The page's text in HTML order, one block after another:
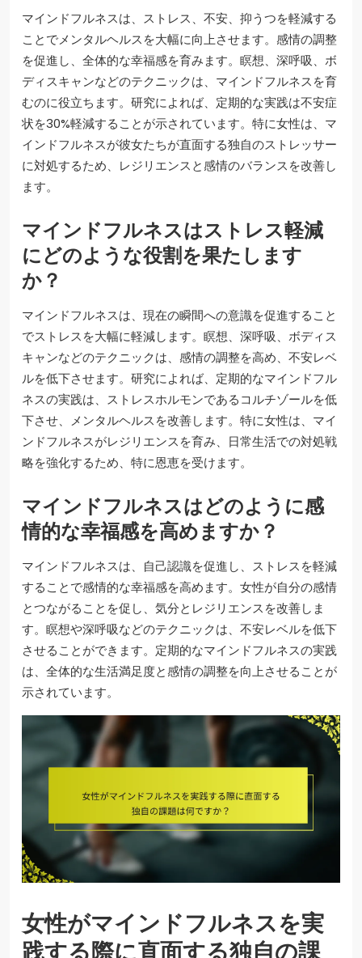
マインドフルネスは、ストレス、不安、抑うつを軽減する
ことでメンタルヘルスを大幅に向上させます。感情の調整
を促進し、全体的な幸福感を育みます。瞑想、深呼吸、ボ
ディスキャンなどのテクニックは、マインドフルネスを育
むのに役立ちます。研究によれば、定期的な実践は不安症
状を30%軽減することが示されています。特に女性は、マ
インドフルネスが彼女たちが直面する独自のストレッサー
に対処するため、レジリエンスと感情のバランスを改善し
ます。
マインドフルネスはストレス軽減
にどのような役割を果たします
か？
マインドフルネスは、現在の瞬間への意識を促進すること
でストレスを大幅に軽減します。瞑想、深呼吸、ボディス
キャンなどのテクニックは、感情の調整を高め、不安レベ
ルを低下させます。研究によれば、定期的なマインドフル
ネスの実践は、ストレスホルモンであるコルチゾールを低
下させ、メンタルヘルスを改善します。特に女性は、マイ
ンドフルネスがレジリエンスを育み、日常生活での対処戦
略を強化するため、特に恩恵を受けます。
マインドフルネスはどのように感
情的な幸福感を高めますか？
マインドフルネスは、自己認識を促進し、ストレスを軽減
することで感情的な幸福感を高めます。女性が自分の感情
とつながることを促し、気分とレジリエンスを改善しま
す。瞑想や深呼吸などのテクニックは、不安レベルを低下
させることができます。定期的なマインドフルネスの実践
は、全体的な生活満足度と感情の調整を向上させることが
示されています。
女性がマインドフルネスを実
践する際に直面する独自の課